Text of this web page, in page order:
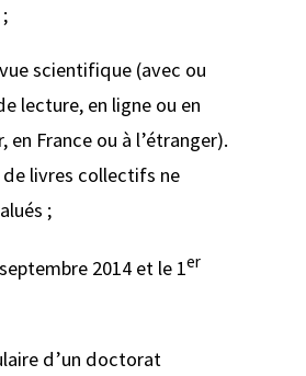
scientifique (avec ou
lecture, en ligne ou en
en France ou à l’étranger).
de livres collectifs ne
;
septembre 2014 et le 1er
d’un doctorat